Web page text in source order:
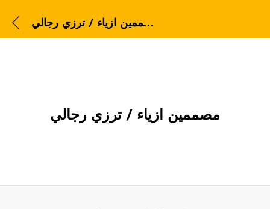
مصممين ازياء / ترزي رجالي
مصممين ازياء / ترزي رجالي